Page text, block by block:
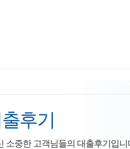
후기
소중한 고객님들의 대출후기입니